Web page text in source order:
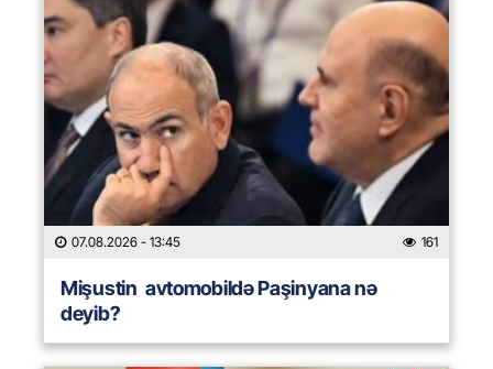
07.08.2026 - 13:45 161
Mişustin avtomobildə Paşinyana nə
deyib?